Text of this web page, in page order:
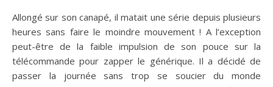
Allongé sur son canapé, il matait une série depuis plusieurs
heures sans faire le moindre mouvement ! A l’exception
peut-être de la faible impulsion de son pouce sur la
télécommande pour zapper le générique. Il a décidé de
passer la journée sans trop se soucier du monde